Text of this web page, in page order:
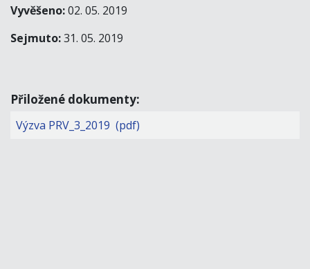
Vyvěšeno:02. 05. 2019
Sejmuto:31. 05. 2019
Přiložené dokumenty:
Výzva PRV_3_2019 (pdf)